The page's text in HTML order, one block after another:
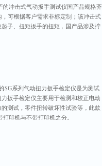
冲击式气动扳手测试仪国产品规格齐
可根据客户需求非标定制；该冲击式
子、扭矩扳手的扭矩，国产品涉及拧
SG系列气动扭力扳手​检定仪是为测试
扳手检定仪主要用于检测和校正电动
测试，零件扭转破坏性试验等，此款
印机与不带打印机之分。